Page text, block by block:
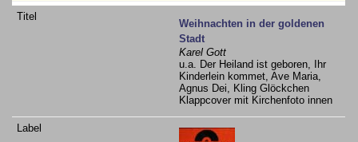
Weihnachten in der goldenen
Stadt
Karel Gott
u.a. Der Heiland ist geboren, Ihr
Kinderlein kommet, Ave Maria,
Agnus Dei, Kling Glöckchen
Klappcover mit Kirchenfoto innen